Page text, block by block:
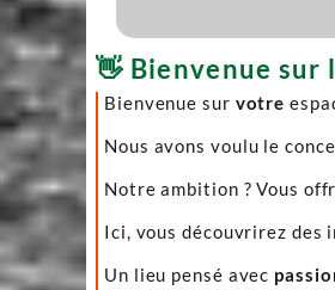
👋 Bienvenue sur
Bienvenue sur votre
Nous avons voulu le
Notre ambition ? Vous
Ici, vous découvrirez des
Un lieu pensé avec